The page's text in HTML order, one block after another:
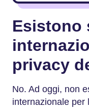
Esistono
privacy
No. Ad oggi, non
internazionale per